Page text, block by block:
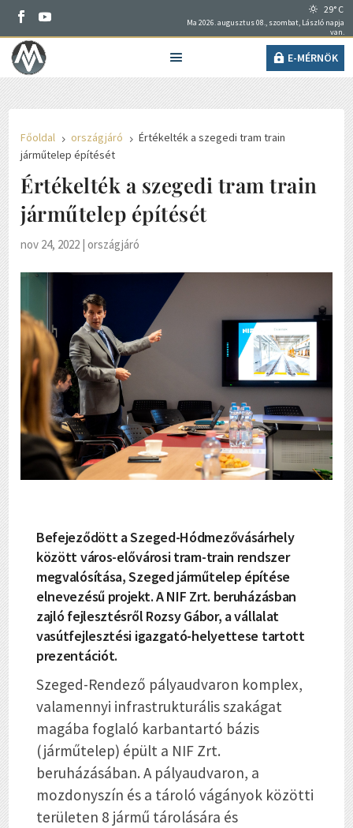
29° C
Ma 2026. augusztus 08., szombat, László napja
van.
E-MÉRNÖK
Főoldal 5 országjáró 5 Értékelték a szegedi tram train
járműtelep építését
Értékelték a szegedi tram train
járműtelep építését
nov 24, 2022 |országjáró
Befejeződött a Szeged-Hódmezővásárhely
között város-elővárosi tram-train rendszer
megvalósítása, Szeged járműtelep építése
elnevezésű projekt. A NIF Zrt. beruházásban
zajló fejlesztésről Rozsy Gábor, a vállalat
vasútfejlesztési igazgató-helyettese tartott
prezentációt.
Szeged-Rendező pályaudvaron komplex,
valamennyi infrastrukturális szakágat
magába foglaló karbantartó bázis
(járműtelep) épült a NIF Zrt.
beruházásában. A pályaudvaron, a
mozdonyszín és a tároló vágányok közötti
területen 8 jármű tárolására és